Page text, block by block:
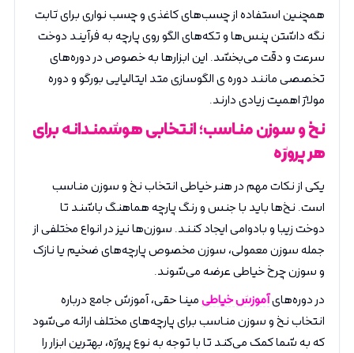
همچنین استفاده از چسب‌های کاغذی و چسب نواری برای ثابت
نگه داشتن پنس‌ها و تکه‌های الگو روی پارچه به فرآیند دوخت
سرعت و دقت می‌بخشد. این ابزارها به خصوص در دوره‌های
تخصصی مانند دوره ی الگوسازی متد ایتالیایی بورگو و دوره
مولاژ اهمیت زیادی دارند.
نخ و سوزن مناسب؛ انتخابی هوشمندانه برای
هر پروژه
یکی از نکات مهم در هنر خیاطی انتخاب نخ و سوزن مناسب
است. نخ‌ها باید با جنس و رنگ پارچه هماهنگ باشند تا
دوخت زیبا و بادوامی ایجاد کنند. سوزن‌ها نیز در انواع مختلفی از
جمله سوزن معمولی، سوزن مخصوص پارچه‌های ضخیم یا نازک
و سوزن چرخ خیاطی عرضه می‌شوند.
در دوره‌هایآموزش خیاطیمینا حقی، آموزش جامع درباره
انتخاب نخ و سوزن مناسب برای پارچه‌های مختلف ارائه می‌شود
که به شما کمک می‌کند تا با توجه به نوع پروژه، بهترین ابزار را